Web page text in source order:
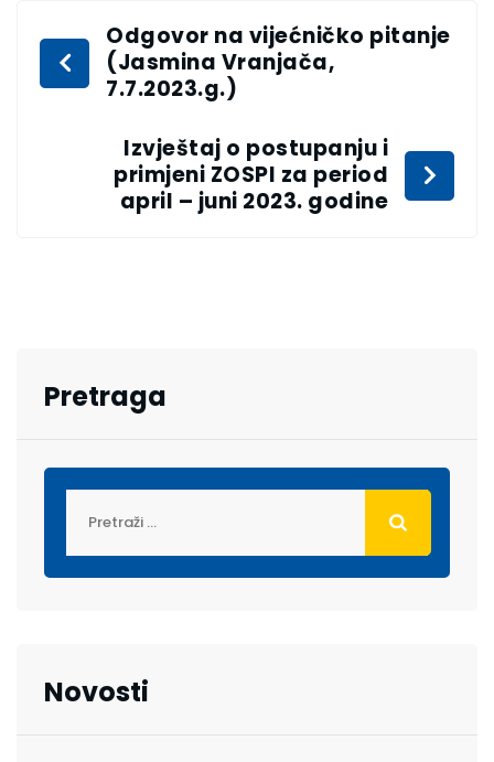
Odgovor na vijećničko pitanje
(Jasmina Vranjača,
7.7.2023.g.)
Izvještaj o postupanju i
primjeni ZOSPI za period
april – juni 2023. godine
Pretraga
Novosti